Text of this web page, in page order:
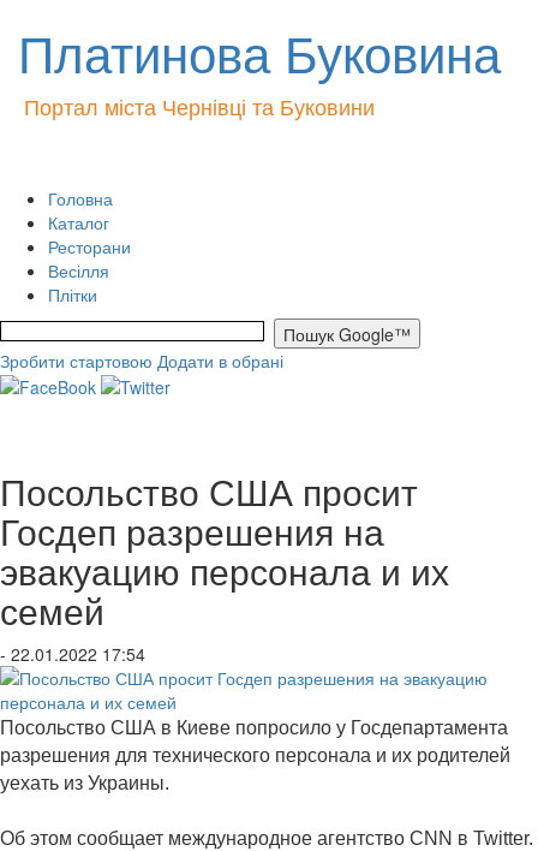
Платинова Буковина
Портал міста Чернівці та Буковини
Головна
Каталог
Ресторани
Весілля
Плітки
Зробити стартовою Додати в обрані
Посольство США просит
Госдеп разрешения на
эвакуацию персонала и их
семей
- 22.01.2022 17:54
Посольство США в Киеве попросило у Госдепартамента
разрешения для технического персонала и их родителей
уехать из Украины.
Об этом сообщает международное агентство CNN в Twitter.